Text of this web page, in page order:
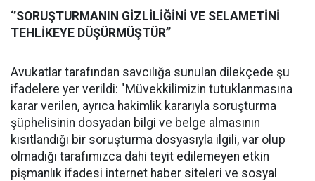
‘’SORUŞTURMANIN GİZLİLİĞİNİ VE SELAMETİNİ
TEHLİKEYE DÜŞÜRMÜŞTÜR’’
Avukatlar tarafından savcılığa sunulan dilekçede şu
ifadelere yer verildi: "Müvekkilimizin tutuklanmasına
karar verilen, ayrıca hakimlik kararıyla soruşturma
şüphelisinin dosyadan bilgi ve belge almasının
kısıtlandığı bir soruşturma dosyasıyla ilgili, var olup
olmadığı tarafımızca dahi teyit edilemeyen etkin
pişmanlık ifadesi internet haber siteleri ve sosyal